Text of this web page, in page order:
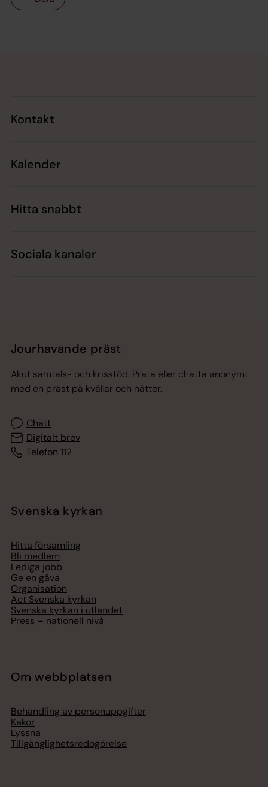
Kontakt
Kalender
Hitta snabbt
Sociala kanaler
Jourhavande präst
Akut samtals- och krisstöd. Prata eller chatta anonymt
med en präst på kvällar och nätter.
Chatt
Digitalt brev
Telefon 112
Svenska kyrkan
Hitta församling
Bli medlem
Lediga jobb
Ge en gåva
Organisation
Act Svenska kyrkan
Svenska kyrkan i utlandet
Press – nationell nivå
Om webbplatsen
Behandling av personuppgifter
Kakor
Lyssna
Tillgänglighetsredogörelse